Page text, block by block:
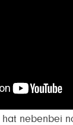
hat nebenbei